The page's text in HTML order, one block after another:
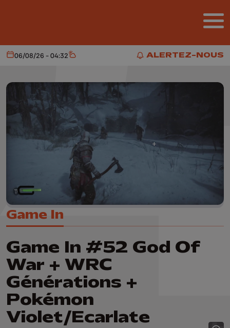
ALERTEZ-NOUS
ALERTEZ-NOUS
Aujourd'hui
06/08/26 - 04:32 Météo
Game In
Game In #52 God Of
War + WRC
Générations +
Pokémon
Violet/Ecarlate